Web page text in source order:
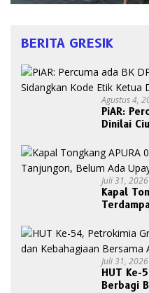
BERITA GRESIK
Agustus 4,
PiAR:
Dinilai
Juli 31, 2026
Kapal
Juli 31, 2026
HUT Ke-
Berbagi